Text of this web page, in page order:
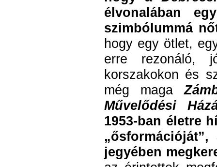
élvonalában
szimbólummá
hogy egy ötlet,
erre rezonáló,
korszakokon és
még maga
Művelődési
1953-ban életre
jegyében